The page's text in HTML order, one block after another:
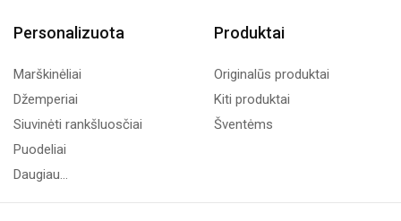
Personalizuota
Marškinėliai
Džemperiai
Siuvinėti rankšluosčiai
Puodeliai
Daugiau...
Produktai
Originalūs produktai
Kiti produktai
Šventėms